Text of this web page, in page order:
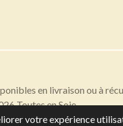
votre expérience
en livraison ou à
Toutes en Soie